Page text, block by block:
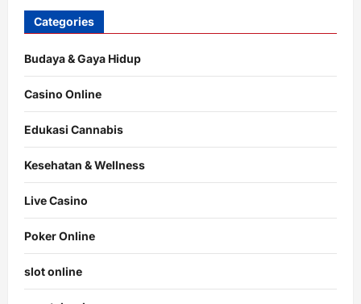
Categories
Budaya & Gaya Hidup
Casino Online
Edukasi Cannabis
Kesehatan & Wellness
Live Casino
Poker Online
slot online